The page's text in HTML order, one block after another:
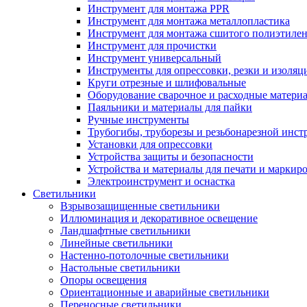
Инструмент для монтажа PPR
Инструмент для монтажа металлопластика
Инструмент для монтажа сшитого
Инструмент для прочистки
Инструмент универсальный
Инструменты для опрессовки, резки и
Круги отрезные и шлифовальные
Оборудование сварочное и расходные
Паяльники и материалы для пайки
Ручные инструменты
Трубогибы, труборезы и резьбонарезной
Установки для опрессовки
Устройства защиты и безопасности
Устройства и материалы для печати и
Электроинструмент и оснастка
Светильники
Взрывозащищенные светильники
Иллюминация и декоративное освещение
Ландшафтные светильники
Линейные светильники
Настенно-потолочные светильники
Настольные светильники
Опоры освещения
Ориентационные и аварийные светильники
Переносные светильники